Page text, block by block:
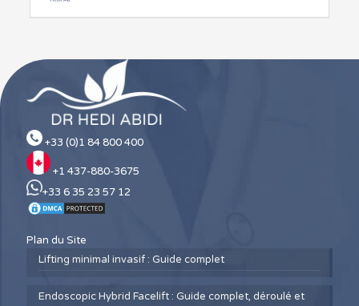
+33 (0)1 84 800 400
+1 437-880-3675
+33 6 35 23 57 12
Plan du Site
Lifting minimal invasif : Guide complet
Endoscopic Hybrid Facelift : Guide complet, déroulé et